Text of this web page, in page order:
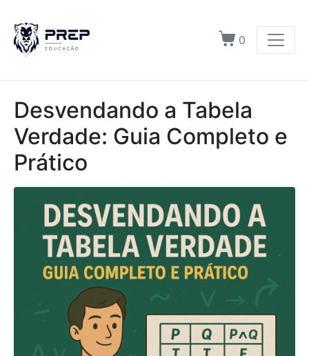
0
Desvendando a Tabela
Verdade: Guia Completo e
Prático